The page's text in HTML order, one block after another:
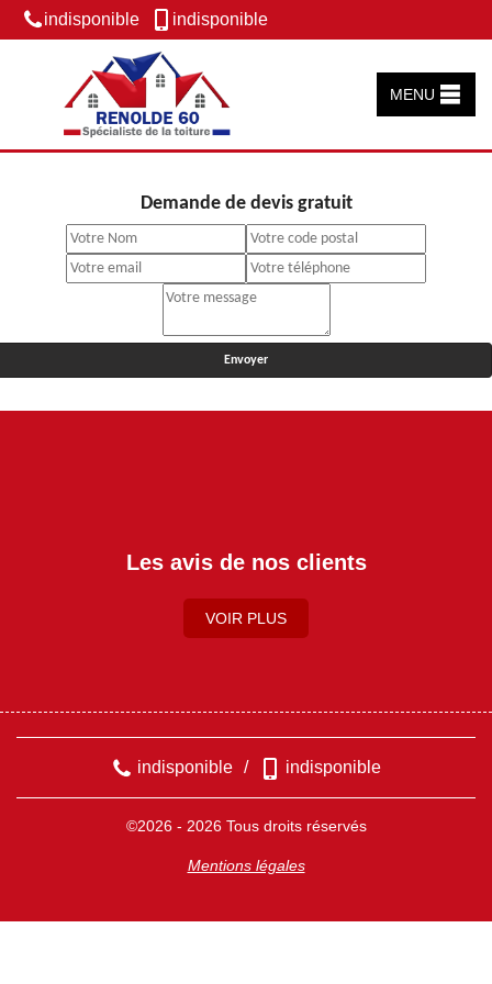
indisponible indisponible
MENU
Demande de devis gratuit
Les avis de nos clients
VOIR PLUS
indisponible / indisponible
©2026 - 2026 Tous droits réservés
Mentions légales